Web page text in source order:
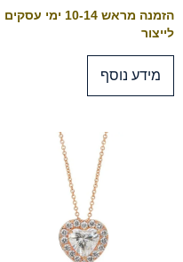
הזמנה מראש 10-14 ימי עסקים
לייצור
מידע נוסף